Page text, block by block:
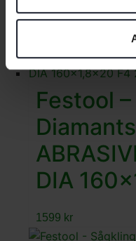
Festool –
DIA
1599 kr